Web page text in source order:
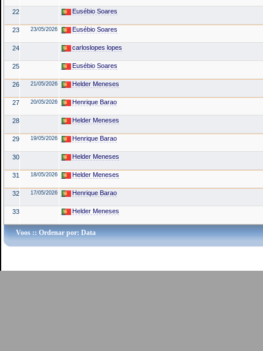
22 Eusébio Soares
23 23/05/2026 Eusébio Soares
24 carloslopes lopes
25 Eusébio Soares
26 21/05/2026 Helder Meneses
27 20/05/2026 Henrique Barao
28 Helder Meneses
29 19/05/2026 Henrique Barao
30 Helder Meneses
31 18/05/2026 Helder Meneses
32 17/05/2026 Henrique Barao
33 Helder Meneses
Voos :: Ordenar por: Data